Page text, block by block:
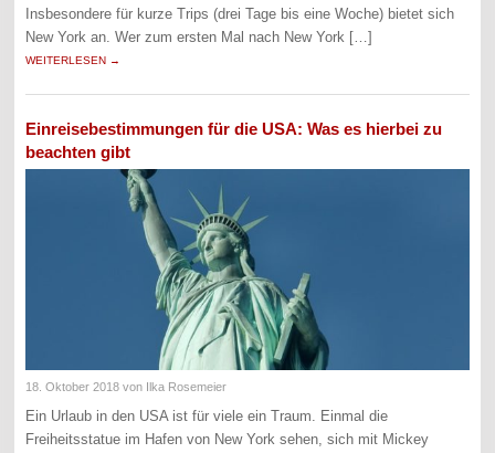
Insbesondere für kurze Trips (drei Tage bis eine Woche) bietet sich
New York an. Wer zum ersten Mal nach New York […]
WEITERLESEN →
Einreisebestimmungen für die USA: Was es hierbei zu
beachten gibt
18. Oktober 2018 von Ilka Rosemeier
Ein Urlaub in den USA ist für viele ein Traum. Einmal die
Freiheitsstatue im Hafen von New York sehen, sich mit Mickey